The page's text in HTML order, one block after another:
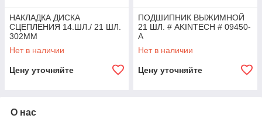
НАКЛАДКА ДИСКА
СЦЕПЛЕНИЯ 14.ШЛ./ 21 ШЛ.
302MM
Нет в наличии
Цену уточняйте
ПОДШИПНИК ВЫЖИМНОЙ
21 ШЛ. # AKINTECH # 09450-
A
Нет в наличии
Цену уточняйте
О нас